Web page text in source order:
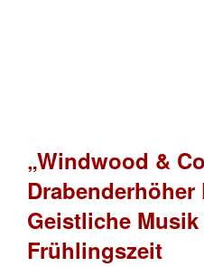
„Windwood &
Drabenderhöher
Geistliche
Frühlingszeit